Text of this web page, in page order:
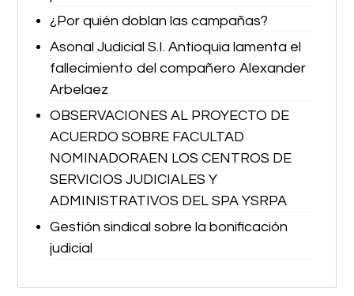
¿Por quién doblan las campañas?
Asonal Judicial S.I. Antioquia lamenta el
fallecimiento del compañero Alexander
Arbelaez
OBSERVACIONES AL PROYECTO DE
ACUERDO SOBRE FACULTAD
NOMINADORAEN LOS CENTROS DE
SERVICIOS JUDICIALES Y
ADMINISTRATIVOS DEL SPA YSRPA
Gestión sindical sobre la bonificación
judicial